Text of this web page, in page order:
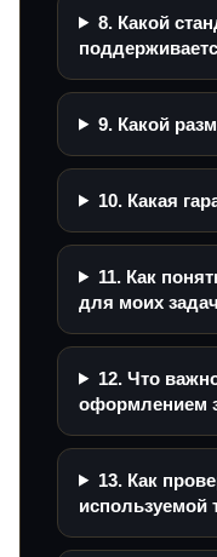
8. Какой
9. Какой
10. Какая
11. Как
для моих
12. Что
оформлением
13. Как
используемой